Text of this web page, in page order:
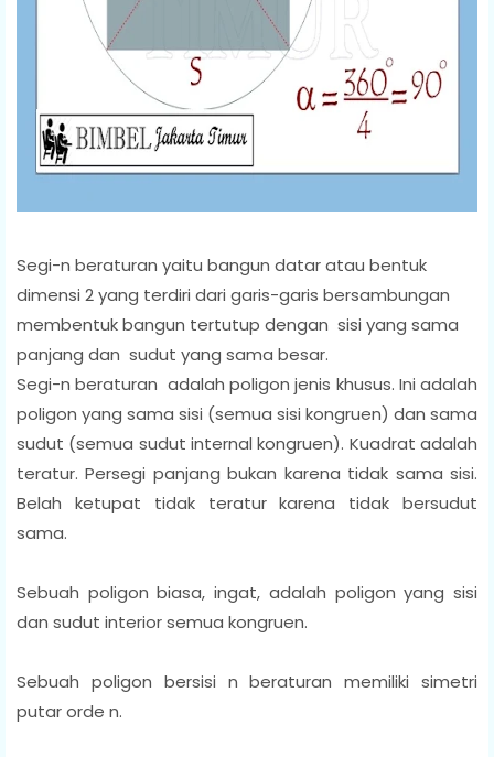
Segi-n beraturan yaitu bangun datar atau bentuk
dimensi 2 yang terdiri dari garis-garis bersambungan
membentuk bangun tertutup dengan sisi yang sama
panjang dan sudut yang sama besar.
Segi-n beraturan adalah poligon jenis khusus. Ini adalah
poligon yang sama sisi (semua sisi kongruen) dan sama
sudut (semua sudut internal kongruen). Kuadrat adalah
teratur. Persegi panjang bukan karena tidak sama sisi.
Belah ketupat tidak teratur karena tidak bersudut
sama.
Sebuah poligon biasa, ingat, adalah poligon yang sisi
dan sudut interior semua kongruen.
Sebuah poligon bersisi n beraturan memiliki simetri
putar orde n.